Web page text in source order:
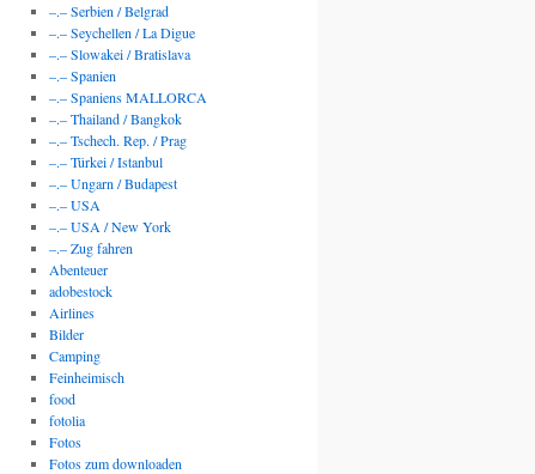
–.– Serbien / Belgrad
–.– Seychellen / La Digue
–.– Slowakei / Bratislava
–.– Spanien
–.– Spaniens MALLORCA
–.– Thailand / Bangkok
–.– Tschech. Rep. / Prag
–.– Türkei / Istanbul
–.– Ungarn / Budapest
–.– USA
–.– USA / New York
–.– Zug fahren
Abenteuer
adobestock
Airlines
Bilder
Camping
Feinheimisch
food
fotolia
Fotos
Fotos zum downloaden